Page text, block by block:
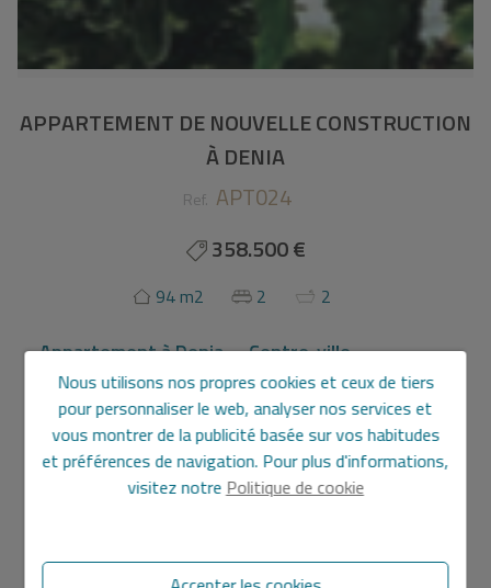
APPARTEMENT DE NOUVELLE CONSTRUCTION
À DENIA
Ref. APT024
358.500 €
94 m2 2 2
AppartementàDenia - Centre-ville
Promotion d'appartements à Denia qui répondra à tous tes
désirs et besoins ! Dans l'une des meilleures communes
d'Alicante, nous te proposons une promotion exclusive de
logements avec différentes options pour s'adapter à tes
Nous utilisons nos propres cookies et ceux de tiers
pour personnaliser le web, analyser nos services et
vous montrer de la publicité basée sur vos habitudes
et préférences de navigation. Pour plus d'informations,
visitez notre Politique de cookie